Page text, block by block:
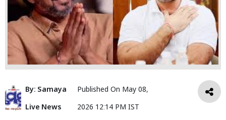
By: Samaya
Live News
Published On May 08,
2026 12:14 PM IST